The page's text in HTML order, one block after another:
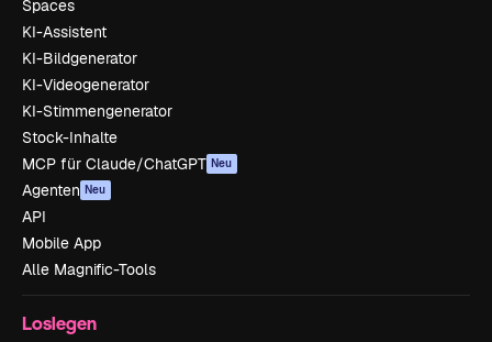
Spaces
KI-Assistent
KI-Bildgenerator
KI-Videogenerator
KI-Stimmengenerator
Stock-Inhalte
MCP für Claude/ChatGPT Neu
Agenten Neu
API
Mobile App
Alle Magnific-Tools
Loslegen